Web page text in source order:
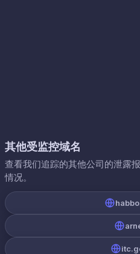
其他受监控域名
查看我们追踪的其他公司的泄露
情况。